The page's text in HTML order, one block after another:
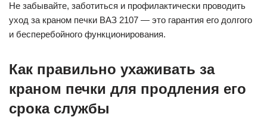
Не забывайте, заботиться и профилактически проводить
уход за краном печки ВАЗ 2107 — это гарантия его долгого
и бесперебойного функционирования.
Как правильно ухаживать за
краном печки для продления его
срока службы